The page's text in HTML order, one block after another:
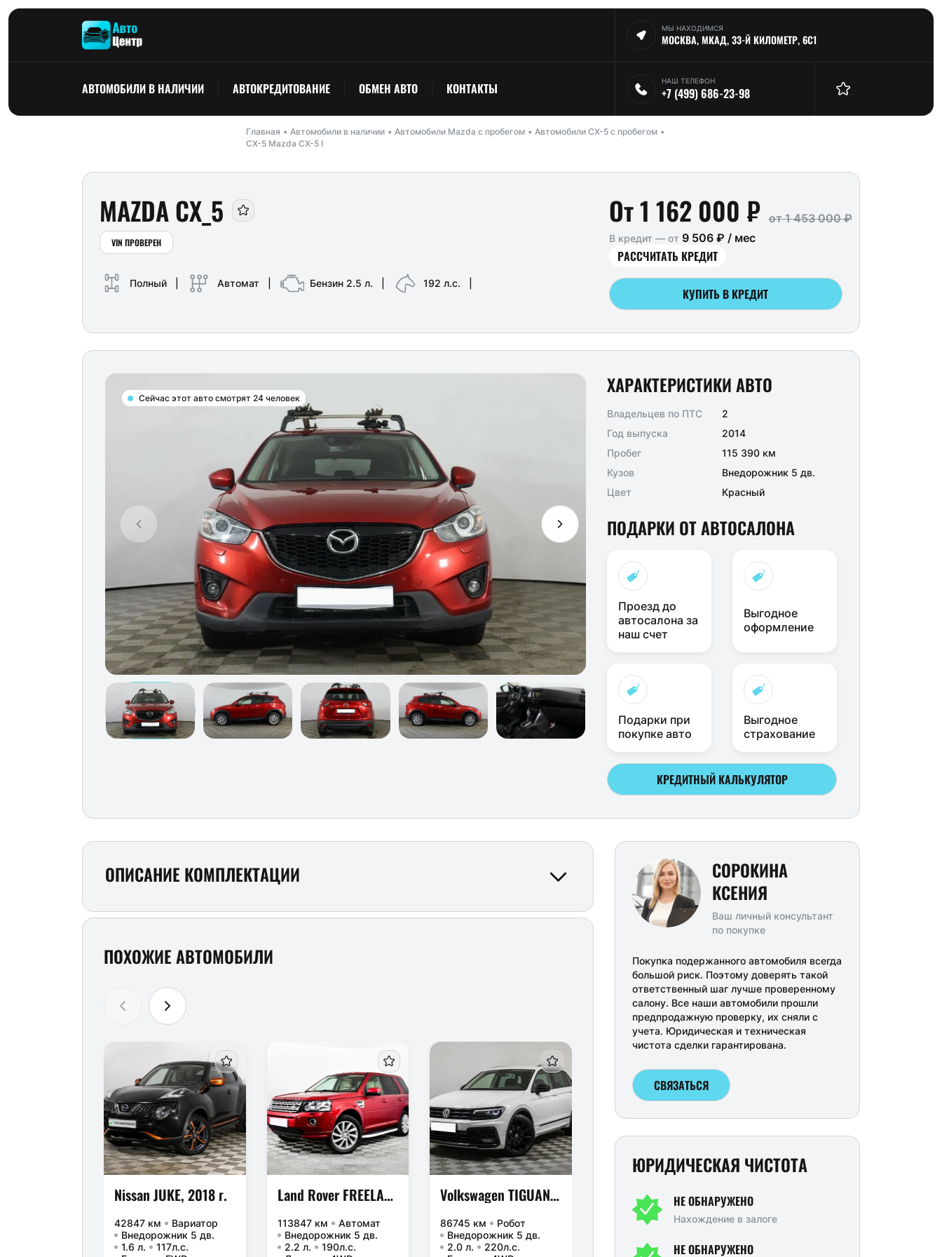
МЫ НАХОДИМСЯ
МОСКВА, МКАД, 33-Й КИЛОМЕТР, 6С1
АВТОМОБИЛИ В НАЛИЧИИ АВТОКРЕДИТОВАНИЕ ОБМЕН АВТО КОНТАКТЫ НАШ ТЕЛЕФОН
+7 (499) 686-23-98
Главная Автомобили в наличии Автомобили Mazda с пробегом
Автомобили CX-5 с пробегом
CX-5 Mazda CX-5 I
MAZDA CX_5
VIN ПРОВЕРЕН
Полный Автомат Бензин 2.5 л. 192 л.с.
От 1 162 000 ₽ от 1 453 000 ₽
В кредит — от 9 506 ₽ / мес
РАССЧИТАТЬ КРЕДИТ
КУПИТЬ В КРЕДИТ
Сейчас этот авто смотрят 24 человек
ХАРАКТЕРИСТИКИ АВТО
Владельцев по ПТС
2
Год выпуска
2014
Пробег
115 390 км
Кузов
Внедорожник 5 дв.
Цвет
Красный
ПОДАРКИ ОТ АВТОСАЛОНА
Проезд до
автосалона за
наш счет
Выгодное
оформление
Подарки при
покупке авто
Выгодное
страхование
КРЕДИТНЫЙ КАЛЬКУЛЯТОР
ОПИСАНИЕ КОМПЛЕКТАЦИИ
ПОХОЖИЕ АВТОМОБИЛИ
Nissan JUKE, 2018 г.
42847 км
Вариатор
Внедорожник 5 дв.
1.6 л.
117л.с.
Land Rover FREELANDER, 2014 г.
113847 км
Автомат
Внедорожник 5 дв.
2.2 л.
190л.с.
Volkswagen TIGUAN, 2018 г.
86745 км
Робот
Внедорожник 5 дв.
2.0 л.
220л.с.
Volkswagen TIGUAN, 2019 г.
83436 км
Автомат
150л.с.
85437 км
СОРОКИНА
КСЕНИЯ
Ваш личный консультант
по покупке
Покупка подержанного автомобиля всегда
большой риск. Поэтому доверять такой
ответственный шаг лучше проверенному
салону. Все наши автомобили прошли
предпродажную проверку, их сняли с
учета. Юридическая и техническая
чистота сделки гарантирована.
СВЯЗАТЬСЯ
ЮРИДИЧЕСКАЯ ЧИСТОТА
НЕ ОБНАРУЖЕНО
Нахождение в залоге
НЕ ОБНАРУЖЕНО